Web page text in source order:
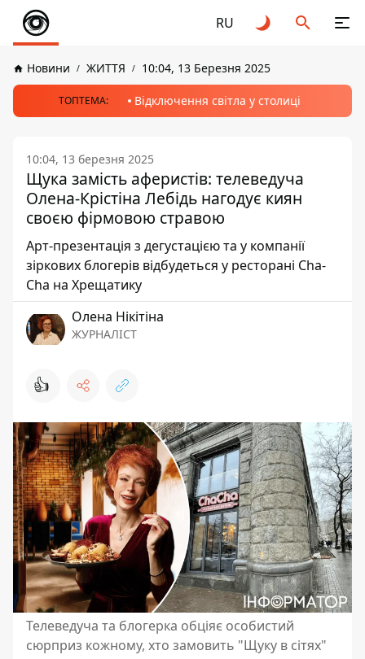
RU
Новини ЖИТТЯ 10:04, 13 Березня 2025
ТОПТЕМА: Відключення світла у столиці
10:04, 13 березня 2025
Щука замість аферистів: телеведуча
Олена-Крістіна Лебідь нагодує киян
своєю фірмовою стравою
Арт-презентація з дегустацією та у компанії
зіркових блогерів відбудеться у ресторані Cha-
Cha на Хрещатику
Олена Нікітіна
ЖУРНАЛІСТ
👍
Телеведуча та блогерка обціяє особистий
сюрприз кожному, хто замовить "Щуку в сітях"